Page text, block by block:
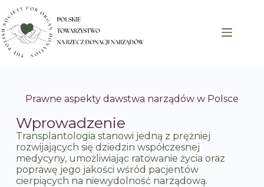
Prawne aspekty dawstwa narządów w Polsce
Wprowadzenie
Transplantologia stanowi jedną z prężniej
rozwijających się dziedzin współczesnej
medycyny, umożliwiając ratowanie życia oraz
poprawę jego jakości wśród pacjentów
cierpiących na niewydolność narządową.